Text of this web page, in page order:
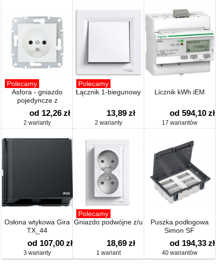
Polecamy
Asfora - gniazdo
pojedyncze z
uziemieniem
od 12,26 zł
2 warianty
Polecamy
Łącznik 1-biegunowy
13,89 zł
2 warianty
Licznik kWh iEM
od 594,10 zł
17 wariantów
Osłona wtykowa Gira
TX_44
od 107,00 zł
3 warianty
Polecamy
Gniazdo podwójne z/u
18,69 zł
1 wariant
Puszka podłogowa
Simon SF
od 194,33 zł
40 wariantów